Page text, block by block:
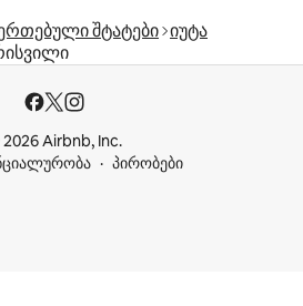
შტატები იუტა
Airbnb, Inc.
პირობები